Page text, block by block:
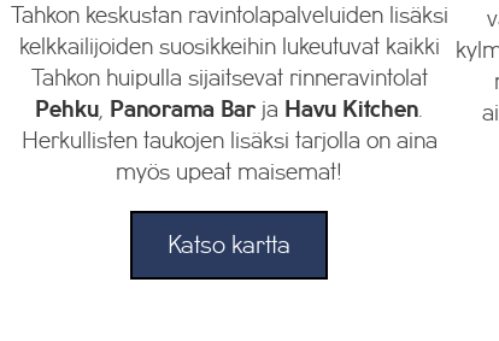
Tahkon keskustan ravintolapalveluiden lisäksi
kelkkailijoiden suosikkeihin lukeutuvat kaikki
Tahkon huipulla sijaitsevat rinneravintolat
Pehku
Panorama Bar ja Havu Kitchen
Herkullisten taukojen lisäksi tarjolla on aina
myös upeat maisemat!
Katso kartta